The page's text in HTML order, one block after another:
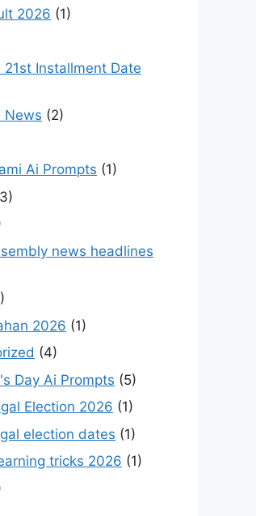
2026 (1)
21st Installment Date
News (2)
Ai Prompts (1)
news headlines
2026 (1)
(4)
Day Ai Prompts (5)
Election 2026 (1)
election dates (1)
tricks 2026 (1)